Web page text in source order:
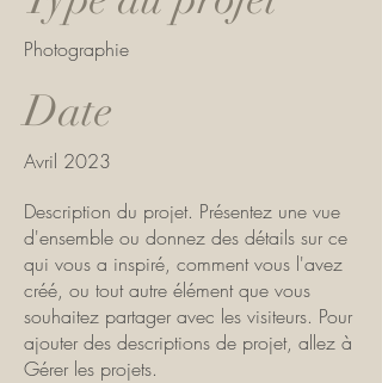
Photographie
Date
Avril 2023
Description du projet. Présentez une vue
d'ensemble ou donnez des détails sur ce
qui vous a inspiré, comment vous l'avez
créé, ou tout autre élément que vous
souhaitez partager avec les visiteurs. Pour
ajouter des descriptions de projet, allez à
Gérer les projets.